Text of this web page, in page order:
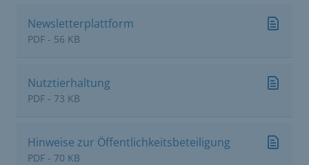
Newsletterplattform
PDF - 56 KB
Nutztierhaltung
PDF - 73 KB
Hinweise zur Öffentlichkeitsbeteiligung
PDF - 70 KB